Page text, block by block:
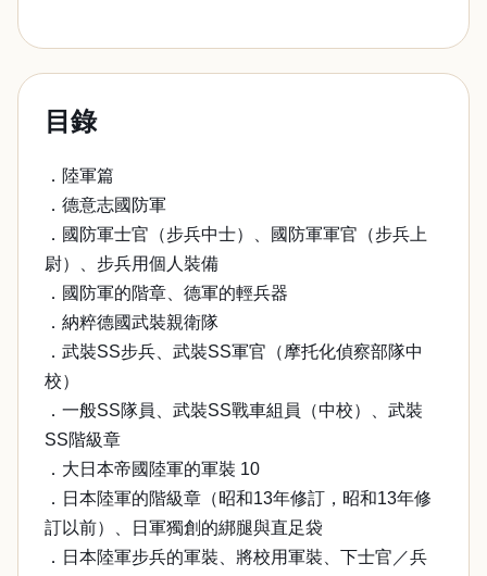
目錄
．陸軍篇
．德意志國防軍
．國防軍士官（步兵中士）、國防軍軍官（步兵上
尉）、步兵用個人裝備
．國防軍的階章、德軍的輕兵器
．納粹德國武裝親衛隊
．武裝SS步兵、武裝SS軍官（摩托化偵察部隊中
校）
．一般SS隊員、武裝SS戰車組員（中校）、武裝
SS階級章
．大日本帝國陸軍的軍裝 10
．日本陸軍的階級章（昭和13年修訂，昭和13年修
訂以前）、日軍獨創的綁腿與直足袋
．日本陸軍步兵的軍裝、將校用軍裝、下士官／兵